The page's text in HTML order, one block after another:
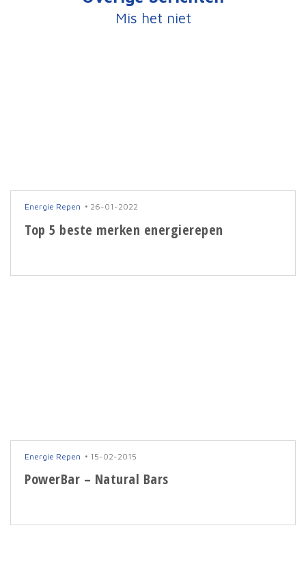
Mis het niet
Energie Repen 26-01-2022
Top 5 beste merken energierepen
Energie Repen 15-02-2015
PowerBar – Natural Bars